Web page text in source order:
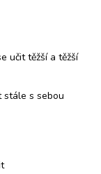
učit těžší a těžší
stále s sebou